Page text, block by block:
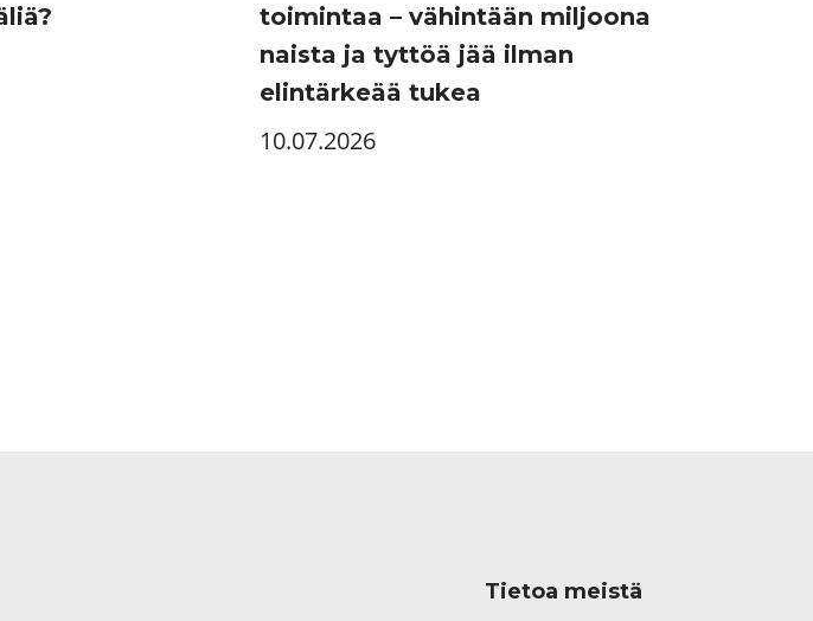
toimintaa – vähintään miljoona
naista ja tyttöä jää ilman
elintärkeää tukea
10.07.2026
Tietoa meistä